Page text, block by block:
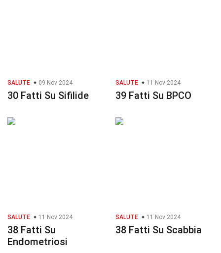
SALUTE 09 Nov 2024
30 Fatti Su Sifilide
SALUTE 11 Nov 2024
39 Fatti Su BPCO
SALUTE 11 Nov 2024
38 Fatti Su
Endometriosi
SALUTE 11 Nov 2024
38 Fatti Su Scabbia